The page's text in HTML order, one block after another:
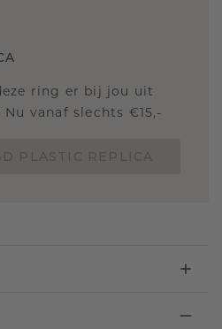
ring er bij jou uit
vanaf slechts €15,-